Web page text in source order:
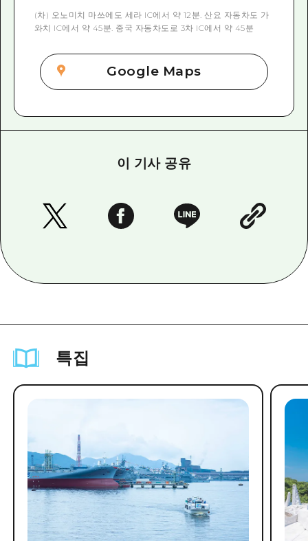
(차) 오노미치 마쓰에도 세라 IC에서 약 12분. 산요 자동차도 가
와치 IC에서 약 45분. 중국 자동차도로 3차 IC에서 약 45분
Google Maps
이 기사 공유
특집